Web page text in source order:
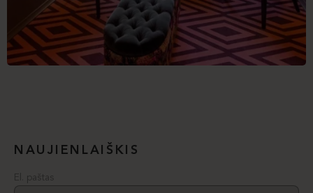
NAUJIENLAIŠKIS
El. paštas